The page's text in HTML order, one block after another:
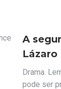
A
Lázaro
Drama.
pode ser